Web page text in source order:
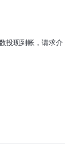
投现到帐，请求介